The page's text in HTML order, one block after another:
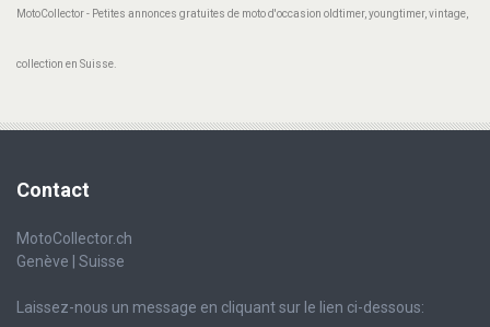
MotoCollector - Petites annonces gratuites de moto d'occasion oldtimer, youngtimer, vintage,
collection en Suisse.
Contact
MotoCollector.ch
Genève | Suisse
Laissez-nous un message en cliquant sur le lien ci-dessous: